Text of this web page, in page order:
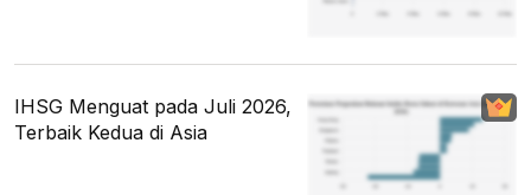
IHSG Menguat pada Juli 2026,
Terbaik Kedua di Asia